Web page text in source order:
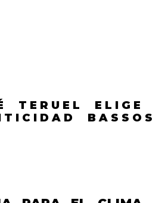
TERUEL ELIGE
BASSOS